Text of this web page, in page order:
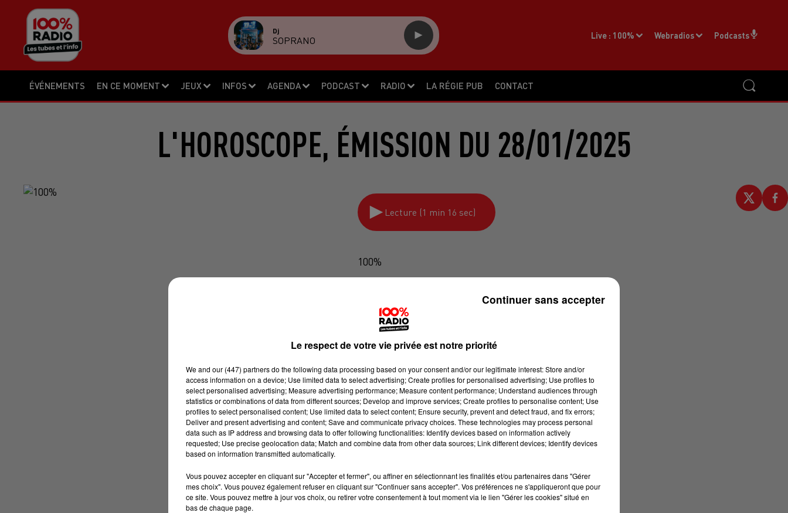
ÉVÉNEMENTS EN CE MOMENT JEUX INFOS AGENDA PODCAST RADIO LA RÉGIE PUB CONTACT
Live : 100% Webradios Podcasts
Dj
SOPRANO
L'HOROSCOPE, ÉMISSION DU 28/01/2025
Lecture (1 min 16 sec)
100%
Le respect de votre vie privée est notre priorité
We and our (447) partnersdo the following data processing based on your consent and/or our legitimate interest: Store and/or
access information on a device; Use limited data to select advertising; Create profiles for personalised advertising; Use profiles to
select personalised advertising; Measure advertising performance; Measure content performance; Understand audiences through
statistics or combinations of data from different sources; Develop and improve services; Create profiles to personalise content; Use
profiles to select personalised content; Use limited data to select content; Ensure security, prevent and detect fraud, and fix errors;
Deliver and present advertising and content; Save and communicate privacy choices. These technologies may process personal
data such as IP address and browsing data to offer following functionalities: Identify devices based on information actively
requested; Use precise geolocation data; Match and combine data from other data sources; Link different devices; Identify devices
based on information transmitted automatically.
Vous pouvez accepter en cliquant sur "Accepter et fermer", ou affiner en sélectionnant les finalités et/ou partenaires dans "Gérer
mes choix". Vous pouvez également refuser en cliquant sur "Continuer sans accepter". Vos préférences ne s'appliqueront que pour
ce site. Vous pouvez mettre à jour vos choix, ou retirer votre consentement à tout moment via le lien "Gérer les cookies" situé en
bas de chaque page.
Continuer sans accepter